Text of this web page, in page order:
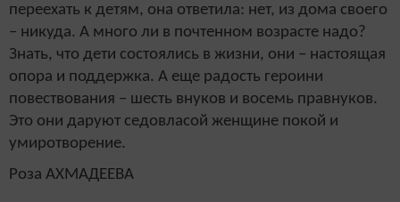
переехать к детям, она ответила: нет, из дома своего
– никуда. А много ли в почтенном возрасте надо?
Знать, что дети состоялись в жизни, они – настоящая
опора и поддержка. А еще радость героини
повествования – шесть внуков и восемь правнуков.
Это они даруют седовласой женщине покой и
умиротворение.
Роза АХМАДЕЕВА